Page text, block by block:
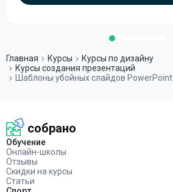
Главная Курсы
Курсы по дизайну
Курсы создания презентаций
Шаблоны убойных слайдов PowerPoint
собрано
Обучение
Онлайн-школы
Отзывы
Скидки на курсы
Статьи